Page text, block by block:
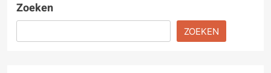
Zoeken
ZOEKEN